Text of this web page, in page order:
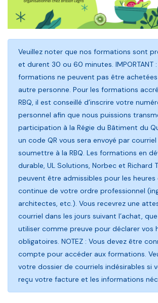
Veuillez noter que nos formations sont
et durent 30 ou 60 minutes. IMPORTANT :
formations ne peuvent pas être achetées
autre personne. Pour les formations
RBQ, il est conseillé d’inscrire votre
personnel afin que nous puissions
participation à la Régie du Bâtiment du
un code QR vous sera envoyé par
soumettre à la RBQ. Les formations en
durable, UL Solutions, Norbec et Richard
peuvent être admissibles pour les
continue de votre ordre professionnel
architectes, etc.). Vous recevrez une
courriel dans les jours suivant l’achat,
utiliser comme preuve pour déclarer vos
obligatoires. NOTEZ : Vous devez être
compte pour accéder aux formations.
votre dossier de courriels indésirables si
reçu votre facture et les informations